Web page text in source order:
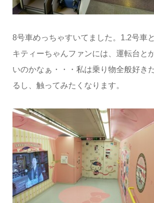
8号車めっちゃすいてました。1.2号車
キティーちゃんファンには、運転台と
いのかなぁ・・・私は乗り物全般好き
るし、触ってみたくなります。